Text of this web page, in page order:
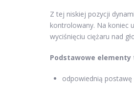
Z tej niskiej pozycji
kontrolowany. Na koniec
wyciśnięciu ciężaru nad
Podstawowe elementy
odpowiednią postawę